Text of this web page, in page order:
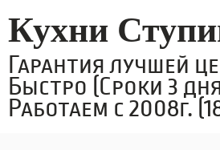
Кухни
Гарантия лучшей
Быстро (Сроки 3
Работаем с 2008г.